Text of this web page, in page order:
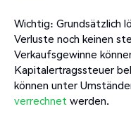
Wichtig: Grundsätzlich
Verluste noch keinen
Verkaufsgewinne
Kapitalertragssteuer
können unter
verrechnet werden.